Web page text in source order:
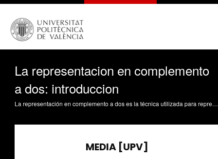
La representacion en complemento
a dos: introduccion
La representación en complemento a dos es la técnica utilizada para representar los números enteros en los computadores. Se definen la codificación y el rango de representación. González Téllez, A. (2008). La representacion en complemento a dos: introduccion. https://riunet.upv.es/handle/10251/1586